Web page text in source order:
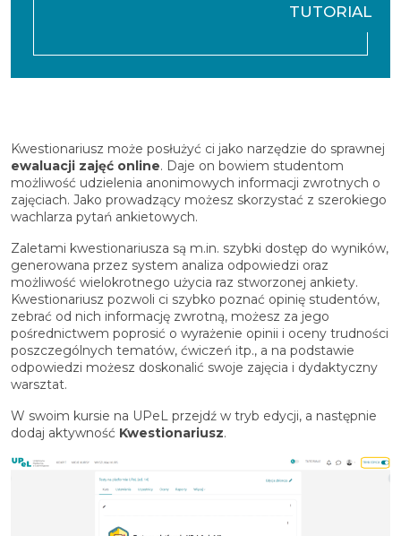
TUTORIAL
Kwestionariusz może posłużyć ci jako narzędzie do sprawnej
ewaluacji zajęć online. Daje on bowiem studentom
możliwość udzielenia anonimowych informacji zwrotnych o
zajęciach. Jako prowadzący możesz skorzystać z szerokiego
wachlarza pytań ankietowych.
Zaletami kwestionariusza są m.in. szybki dostęp do wyników,
generowana przez system analiza odpowiedzi oraz
możliwość wielokrotnego użycia raz stworzonej ankiety.
Kwestionariusz pozwoli ci szybko poznać opinię studentów,
zebrać od nich informację zwrotną, możesz za jego
pośrednictwem poprosić o wyrażenie opinii i oceny trudności
poszczególnych tematów, ćwiczeń itp., a na podstawie
odpowiedzi możesz doskonalić swoje zajęcia i dydaktyczny
warsztat.
W swoim kursie na UPeL przejdź w tryb edycji, a następnie
dodaj aktywność Kwestionariusz.